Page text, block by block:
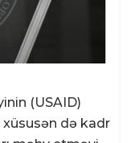
(USAID)
də kadr